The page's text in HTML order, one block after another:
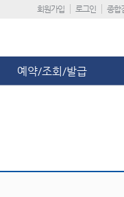
회원가입 로그인 종합
예약/조회/발급